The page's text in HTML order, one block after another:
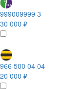
999009999 3
30 000 ₽
966 500 04 04
20 000 ₽